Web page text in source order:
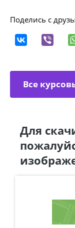
Поделись с
Все
Для